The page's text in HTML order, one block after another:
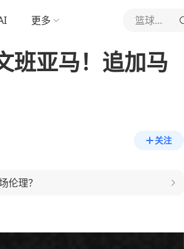
更多 篮球教学论坛
班亚马！追加马
关注
伦理？